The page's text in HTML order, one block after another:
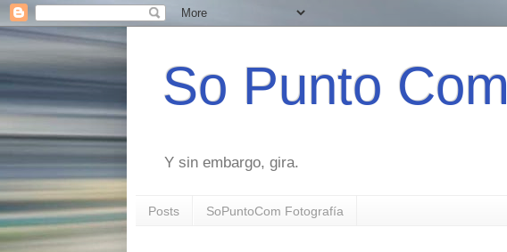
So Punto Com
Y sin embargo, gira.
Posts SoPuntoCom Fotografía